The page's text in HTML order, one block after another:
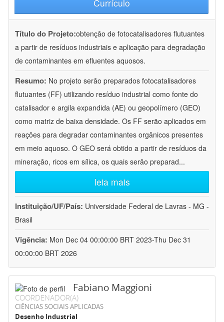
Currículo
Título do Projeto:obtenção de fotocatalisadores flutuantes
a partir de resíduos industriais e aplicação para degradação
de contaminantes em efluentes aquosos.
Resumo: No projeto serão preparados fotocatalisadores
flutuantes (FF) utilizando resíduo industrial como fonte do
catalisador e argila expandida (AE) ou geopolímero (GEO)
como matriz de baixa densidade. Os FF serão aplicados em
reações para degradar contaminantes orgânicos presentes
em meio aquoso. O GEO será obtido a partir de resíduos da
mineração, ricos em sílica, os quais serão preparad...
leia mais
Instituição/UF/País: Universidade Federal de Lavras - MG -
Brasil
Vigência: Mon Dec 04 00:00:00 BRT 2023-Thu Dec 31
00:00:00 BRT 2026
Fabiano Maggioni
COORDENADOR(A)
CIÊNCIAS SOCIAIS APLICADAS
Desenho Industrial